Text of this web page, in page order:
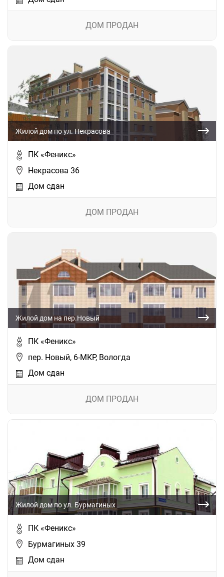
ДОМ ПРОДАН
Жилой дом по ул. Некрасова
ПК «Феникс»
Некрасова 36
Дом сдан
ДОМ ПРОДАН
Жилой дом на пер.Новый
ПК «Феникс»
пер. Новый, 6-МКР, Вологда
Дом сдан
ДОМ ПРОДАН
Жилой дом по ул. Бурмагиных
ПК «Феникс»
Бурмагиных 39
Дом сдан